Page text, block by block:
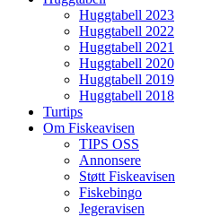
Huggtabell 2023
Huggtabell 2022
Huggtabell 2021
Huggtabell 2020
Huggtabell 2019
Huggtabell 2018
Turtips
Om Fiskeavisen
TIPS OSS
Annonsere
Støtt Fiskeavisen
Fiskebingo
Jegeravisen